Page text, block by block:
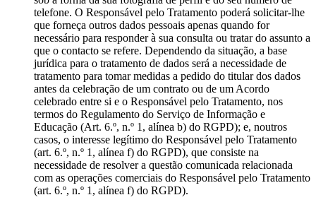
telefone. O Responsável pelo Tratamento poderá solicitar-lhe
que forneça outros dados pessoais apenas quando for
necessário para responder à sua consulta ou tratar do assunto a
que o contacto se refere. Dependendo da situação, a base
jurídica para o tratamento de dados será a necessidade de
tratamento para tomar medidas a pedido do titular dos dados
antes da celebração de um contrato ou de um Acordo
celebrado entre si e o Responsável pelo Tratamento, nos
termos do Regulamento do Serviço de Informação e
Educação (Art. 6.º, n.º 1, alínea b) do RGPD); e, noutros
casos, o interesse legítimo do Responsável pelo Tratamento
(art. 6.º, n.º 1, alínea f) do RGPD), que consiste na
necessidade de resolver a questão comunicada relacionada
com as operações comerciais do Responsável pelo Tratamento
(art. 6.º, n.º 1, alínea f) do RGPD).